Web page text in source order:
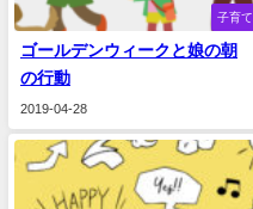
子育て
ゴールデンウィークと娘の朝
の行動
2019-04-28